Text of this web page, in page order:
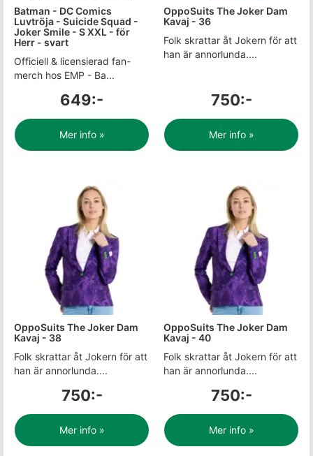
Batman - DC Comics
Luvtröja - Suicide Squad -
Joker Smile - S XXL - för
Herr - svart
Officiell & licensierad fan-
merch hos EMP - Ba...
649:-
Mer info »
OppoSuits The Joker Dam
Kavaj - 36
Folk skrattar åt Jokern för att
han är annorlunda....
750:-
Mer info »
OppoSuits The Joker Dam
Kavaj - 38
Folk skrattar åt Jokern för att
han är annorlunda....
750:-
Mer info »
OppoSuits The Joker Dam
Kavaj - 40
Folk skrattar åt Jokern för att
han är annorlunda....
750:-
Mer info »